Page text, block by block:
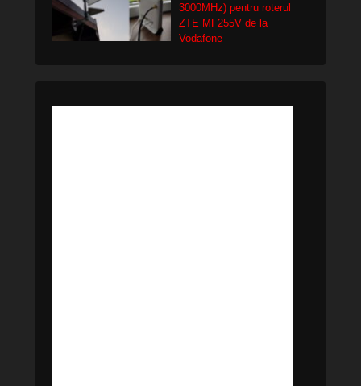
3000MHz) pentru roterul
ZTE MF255V de la
Vodafone